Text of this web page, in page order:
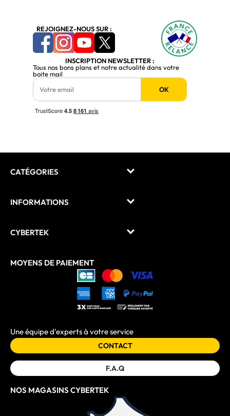
REJOIGNEZ-NOUS SUR :
INSCRIPTION NEWSLETTER :
Tous nos bons plans et notre actualité dans votre
boite mail
OK
CATÉGORIES
INFORMATIONS
CYBERTEK
MOYENS DE PAIEMENT
Une équipe d'experts à votre service
CONTACT
F.A.Q
NOS MAGASINS CYBERTEK